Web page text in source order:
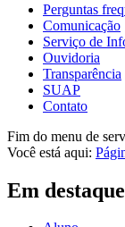
Perguntas
Comunicação
Serviço de
Ouvidoria
Transparência
SUAP
Contato
Fim do menu de
Você está aqui:
Em destaque